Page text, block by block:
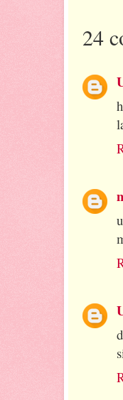
24